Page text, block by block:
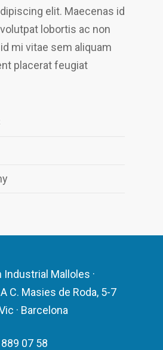
elit. Maecenas id
lobortis ac non
mi vitae sem aliquam
placerat feugiat
Industrial Malloles ·
C. Masies de Roda, 5-7
· Barcelona
07 58